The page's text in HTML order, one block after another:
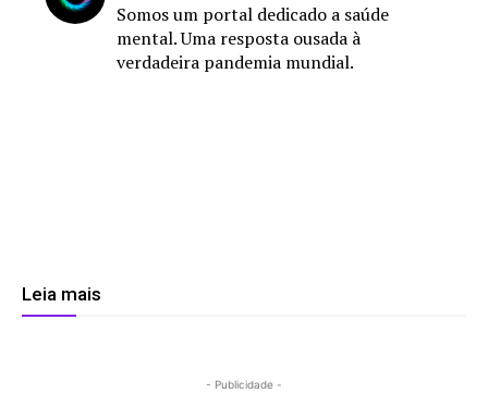
Somos um portal dedicado a saúde
mental. Uma resposta ousada à
verdadeira pandemia mundial.
Leia mais
- Publicidade -